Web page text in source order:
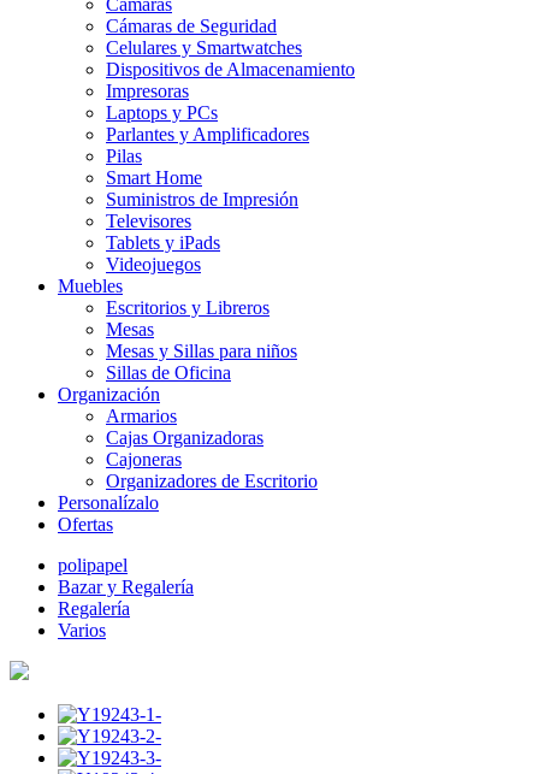
Cámaras de Seguridad
Celulares y Smartwatches
Dispositivos de Almacenamiento
Impresoras
Laptops y PCs
Parlantes y Amplificadores
Pilas
Smart Home
Suministros de Impresión
Televisores
Tablets y iPads
Videojuegos
Muebles
Escritorios y Libreros
Mesas
Mesas y Sillas para niños
Sillas de Oficina
Organización
Armarios
Cajas Organizadoras
Cajoneras
Organizadores de Escritorio
Personalízalo
Ofertas
polipapel
Bazar y Regalería
Regalería
Varios